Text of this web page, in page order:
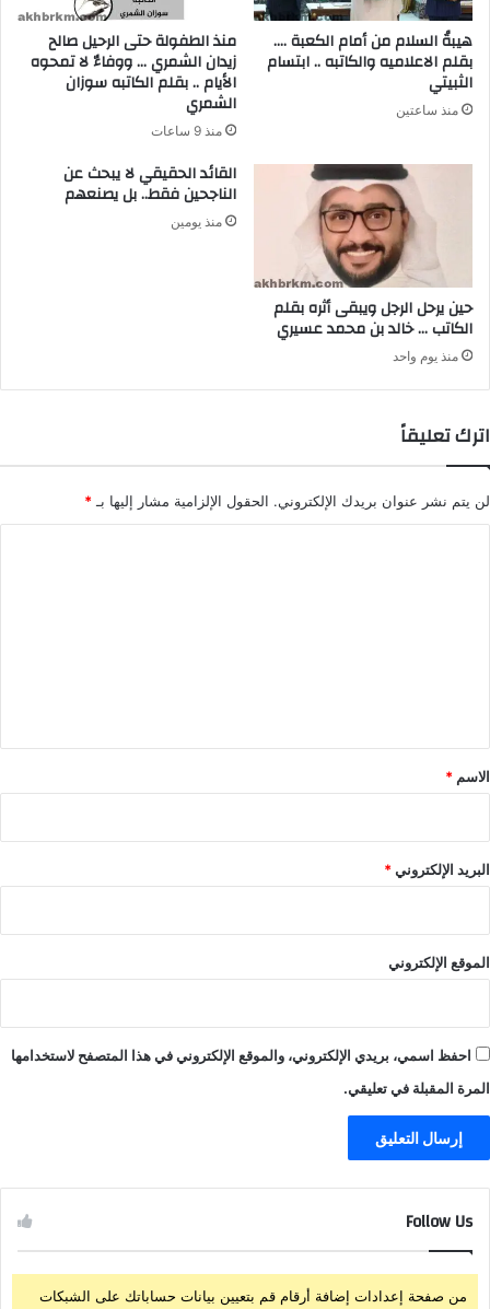
هيبةُ السلام من أمام الكعبة ….
بقلم الاعلاميه والكاتبه .. ابتسام
الثبيتي
منذ ساعتين
منذ الطفولة حتى الرحيل صالح
زيدان الشمري … ووفاءٌ لا تمحوه
الأيام .. بقلم الكاتبه سوزان
الشمري
منذ 9 ساعات
حين يرحل الرجل ويبقى أثره بقلم
الكاتب … خالد بن محمد عسيري
منذ يوم واحد
القائد الحقيقي لا يبحث عن
الناجحين فقط.. بل يصنعهم
منذ يومين
اترك تعليقاً
لن يتم نشر عنوان بريدك الإلكتروني. الحقول الإلزامية مشار إليها بـ*
*
الاسم *
البريد الإلكتروني*
الموقع الإلكتروني
احفظ اسمي، بريدي الإلكتروني، والموقع الإلكتروني في هذا المتصفح لاستخدامها
المرة المقبلة في تعليقي.
Follow Us
من صفحة إعدادات إضافة أرقام قم بتعيين بيانات حساباتك على الشبكات